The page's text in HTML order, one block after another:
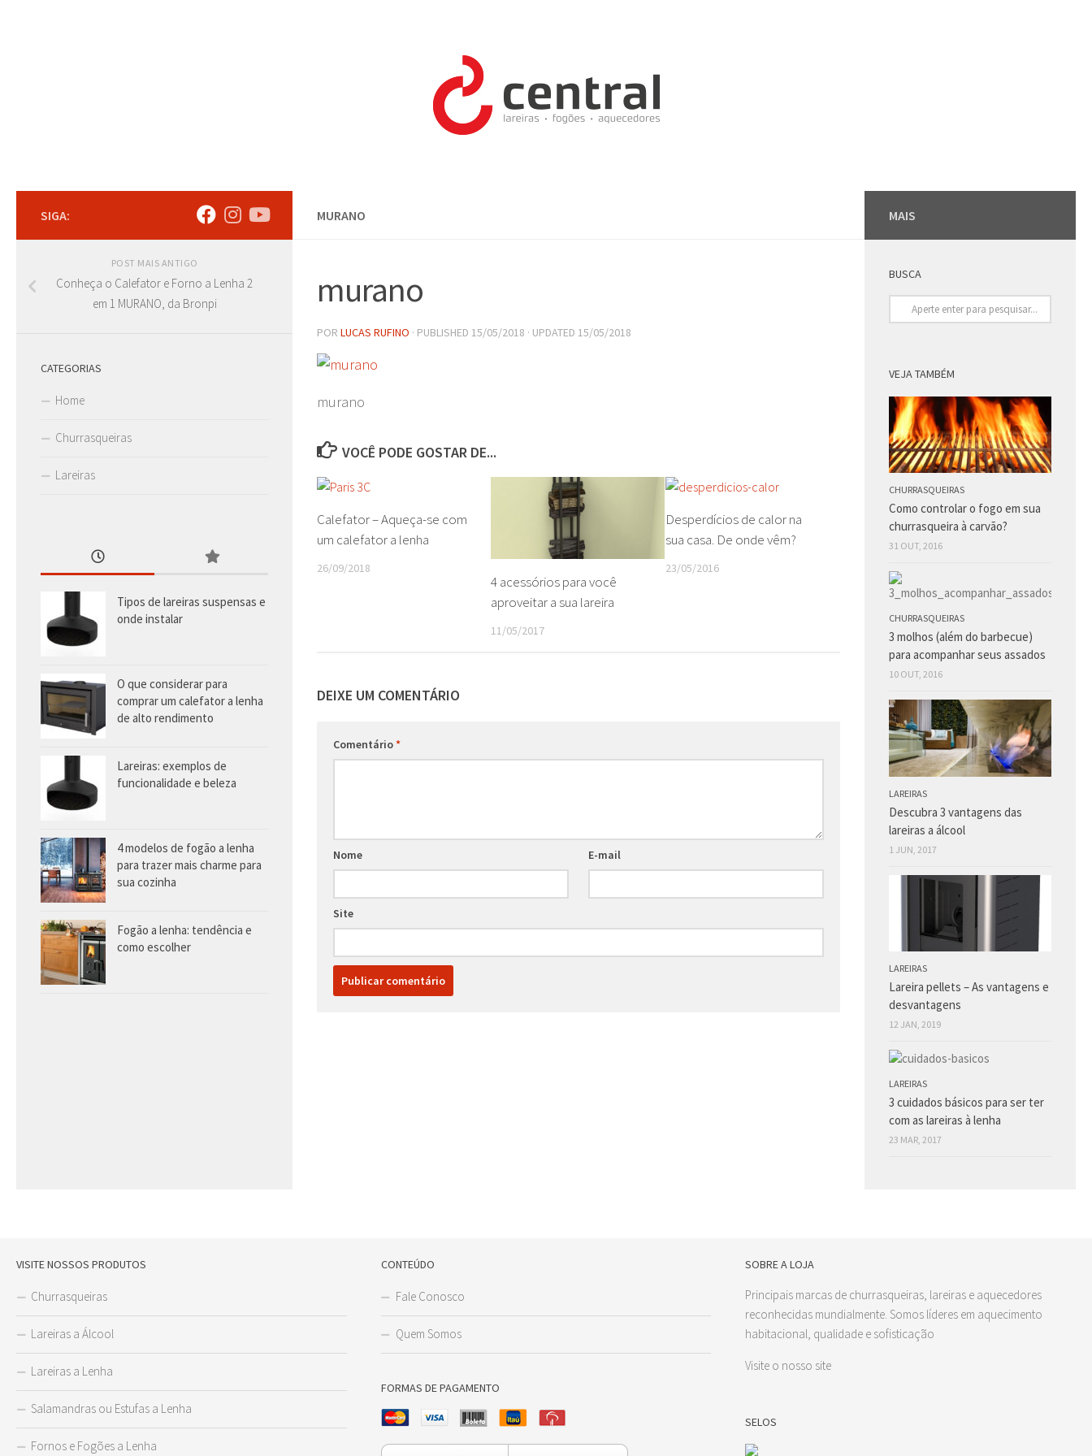
MURANO
murano
POR LUCAS RUFINO · PUBLISHED 15/05/2018 · UPDATED 15/05/2018
murano
VOCÊ PODE GOSTAR DE...
Calefator – Aqueça-se com
um calefator a lenha
26/09/2018
4 acessórios para você
aproveitar a sua lareira
11/05/2017
Desperdícios de calor na
sua casa. De onde vêm?
23/05/2016
DEIXE UM COMENTÁRIO
Comentário*
Nome E-mail
Site
SIGA:
POST MAIS ANTIGO
Conheça o Calefator e Forno a Lenha 2
em 1 MURANO, da Bronpi
CATEGORIAS
Home
Churrasqueiras
Lareiras
Tipos de lareiras suspensas e
onde instalar
O que considerar para
comprar um calefator a lenha
de alto rendimento
Lareiras: exemplos de
funcionalidade e beleza
4 modelos de fogão a lenha
para trazer mais charme para
sua cozinha
Fogão a lenha: tendência e
como escolher
MAIS
BUSCA
VEJA TAMBÉM
CHURRASQUEIRAS
Como controlar o fogo em sua
churrasqueira à carvão?
31 OUT, 2016
CHURRASQUEIRAS
3 molhos (além do barbecue)
para acompanhar seus assados
10 OUT, 2016
LAREIRAS
Descubra 3 vantagens das
lareiras a álcool
1 JUN, 2017
LAREIRAS
Lareira pellets – As vantagens e
desvantagens
12 JAN, 2019
LAREIRAS
3 cuidados básicos para ser ter
com as lareiras à lenha
23 MAR, 2017
VISITE NOSSOS PRODUTOS
Churrasqueiras
Lareiras a Álcool
Lareiras a Lenha
Salamandras ou Estufas a Lenha
Fornos e Fogões a Lenha
CONTEÚDO
Fale Conosco
Quem Somos
FORMAS DE PAGAMENTO
SOBRE A LOJA
Principais marcas de churrasqueiras, lareiras e aquecedores
reconhecidas mundialmente. Somos líderes em aquecimento
habitacional, qualidade e sofisticação
Visite o nosso site
SELOS